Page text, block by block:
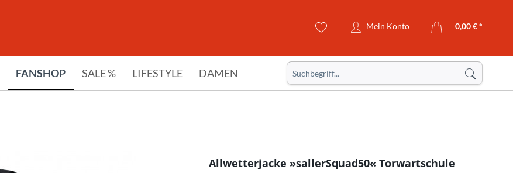
Mein Konto 0,00 € *
FANSHOP SALE % LIFESTYLE DAMEN
Allwetterjacke »sallerSquad50« Torwartschule